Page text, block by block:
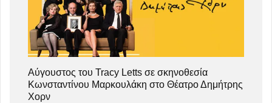
Αύγουστος του Tracy Letts σε σκηνοθεσία
Κωνσταντίνου Μαρκουλάκη στο Θέατρο Δημήτρης
Χορν